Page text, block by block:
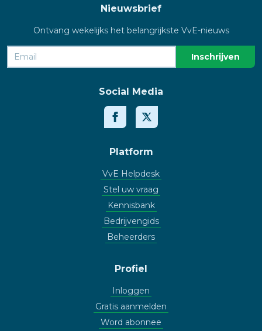
Nieuwsbrief
Ontvang wekelijks het belangrijkste VvE-nieuws
Social Media
Platform
VvE Helpdesk
Stel uw vraag
Kennisbank
Bedrijvengids
Beheerders
Profiel
Inloggen
Gratis aanmelden
Word abonnee